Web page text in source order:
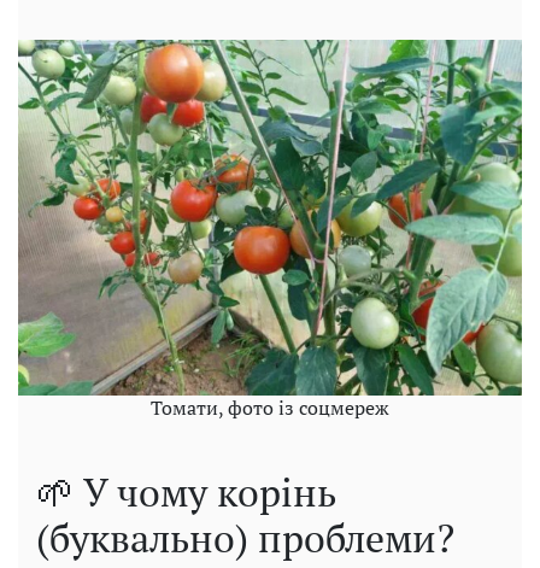
Томати, фото із соцмереж
🌱 У чому корінь
(буквально) проблеми?